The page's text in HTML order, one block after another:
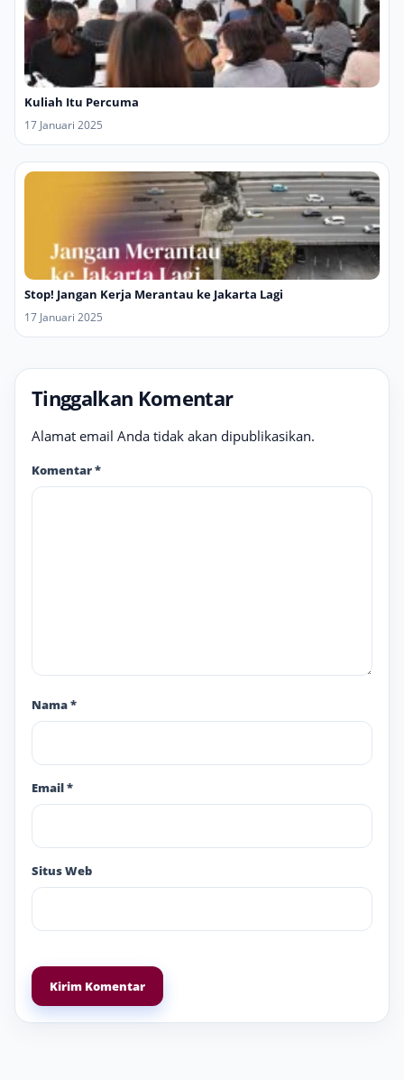
Kuliah Itu Percuma
17 Januari 2025
Stop! Jangan Kerja Merantau ke Jakarta Lagi
17 Januari 2025
Tinggalkan Komentar
Alamat email Anda tidak akan dipublikasikan.
Komentar*
Nama*
Email*
Situs Web